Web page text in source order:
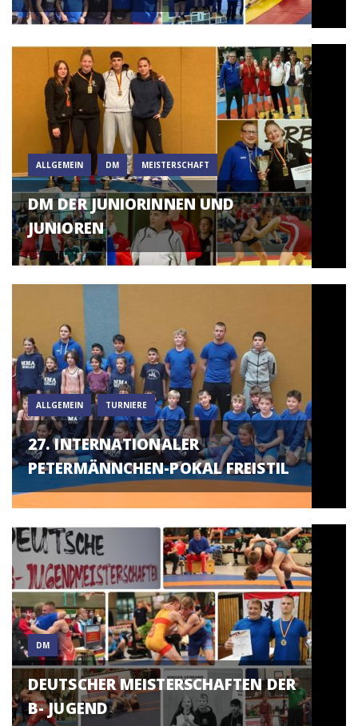
ALLGEMEIN DM MEISTERSCHAFT
DM DER JUNIORINNEN UND
JUNIOREN
ALLGEMEIN TURNIERE
27. INTERNATIONALER
PETERMÄNNCHEN-POKAL FREISTIL
DM
DEUTSCHER MEISTERSCHAFTEN DER
B- JUGEND